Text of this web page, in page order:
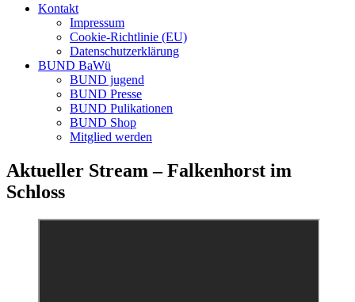
Kontakt
Impressum
Cookie-Richtlinie (EU)
Datenschutzerklärung
BUND BaWü
BUND jugend
BUND Presse
BUND Pulikationen
BUND Shop
Mitglied werden
Aktueller Stream – Falkenhorst im
Schloss